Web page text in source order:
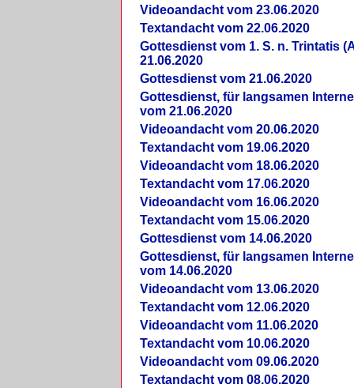
Videoandacht vom 23.06.2020
Textandacht vom 22.06.2020
Gottesdienst vom 1. S. n. Trintatis
21.06.2020
Gottesdienst vom 21.06.2020
Gottesdienst, für langsamen
vom 21.06.2020
Videoandacht vom 20.06.2020
Textandacht vom 19.06.2020
Videoandacht vom 18.06.2020
Textandacht vom 17.06.2020
Videoandacht vom 16.06.2020
Textandacht vom 15.06.2020
Gottesdienst vom 14.06.2020
Gottesdienst, für langsamen
vom 14.06.2020
Videoandacht vom 13.06.2020
Textandacht vom 12.06.2020
Videoandacht vom 11.06.2020
Textandacht vom 10.06.2020
Videoandacht vom 09.06.2020
Textandacht vom 08.06.2020